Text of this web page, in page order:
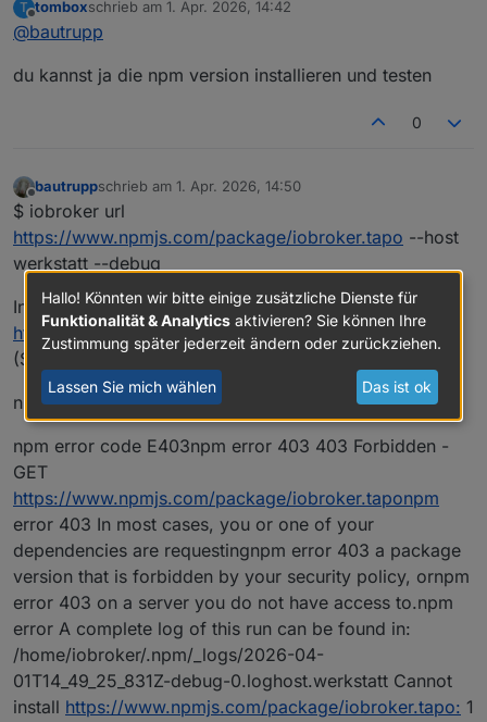
kann aber nicht sagen, ob es in der vorherigen
Version ging.
T
Offline
tomboxschrieb am 1. Apr. 2026, 14:42
zuletzt editiert von
@bautrupp
du kannst ja die npm version installieren und testen
0
Offline
bautruppschrieb am 1. Apr. 2026, 14:50
zuletzt editiert von
$ iobroker url
https://www.npmjs.com/package/iobroker.tapo --host
werkstatt --debug
Installing
https://www.npmjs.com/package/iobroker.tapo...
(System call)
npm error code E403
npm error code E403npm error 403 403 Forbidden -
GET
https://www.npmjs.com/package/iobroker.taponpm
error 403 In most cases, you or one of your
dependencies are requestingnpm error 403 a package
version that is forbidden by your security policy, ornpm
error 403 on a server you do not have access to.npm
error A complete log of this run can be found in:
/home/iobroker/.npm/_logs/2026-04-
01T14_49_25_831Z-debug-0.loghost.werkstatt Cannot
install https://www.npmjs.com/package/iobroker.tapo: 1
Hallo! Könnten wir bitte einige zusätzliche Dienste für
Funktionalität & Analytics aktivieren? Sie können Ihre
Zustimmung später jederzeit ändern oder zurückziehen.
Lassen Sie mich wählen Das ist ok